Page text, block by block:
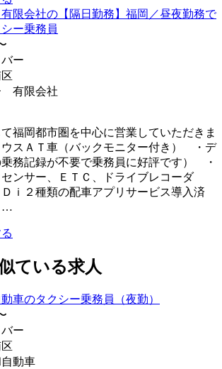
限会社の【隔日勤務】福岡／昼夜勤務で
ー乗務員
ー
有限会社
福岡都市圏を中心に営業していただきま
スＡＴ車（バックモニター付き） ・デ
務記録が不要で乗務員に好評です） ・
ンサー、ＥＴＣ、ドライブレコーダ
ｉ２種類の配車アプリサービス導入済
…
ている求人
車のタクシー乗務員（夜勤）
ー
動車